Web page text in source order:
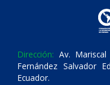
Dirección: Av.
Fernández Salvador
Ecuador.